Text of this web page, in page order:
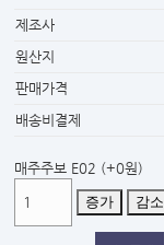
제조사
원산지
판매가격
배송비결제
매주주보 E02 (+0원)
증가 감소